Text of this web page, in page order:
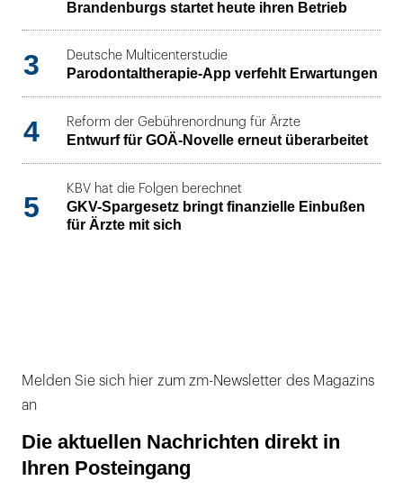
Brandenburgs startet heute ihren Betrieb
3 Deutsche Multicenterstudie
Parodontaltherapie-App verfehlt Erwartungen
4 Reform der Gebührenordnung für Ärzte
Entwurf für GOÄ-Novelle erneut überarbeitet
5
KBV hat die Folgen berechnet
GKV-Spargesetz bringt finanzielle Einbußen
für Ärzte mit sich
Melden Sie sich hier zum zm-Newsletter des Magazins
an
Die aktuellen Nachrichten direkt in
Ihren Posteingang